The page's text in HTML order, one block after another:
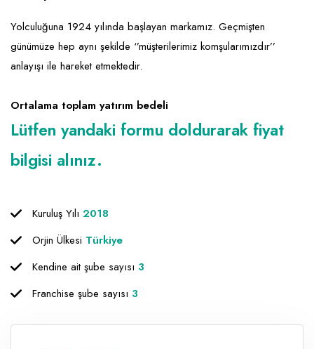
Ev Hizmetleri
Sağlık Güzellik
Market FMGC - Katlı Mağaza
Mobilya ve Ev Tekstili
Takı
Yapı Malzemesi - Hırdavat
Gayrimenkul
Gıda ve Sarf Malzemeleri
Giyim - Aksesuar
Hukuk - Marka - Patent ve Tercüme
Isıtma - Soğutma ve Havalandırma
Mali Kayıt ve Denetim
Yolculuğuna 1924 yılında başlayan markamız. Geçmişten
günümüze hep aynı şekilde ‘’müşterilerimiz komşularımızdır’’
anlayışı ile hareket etmektedir.
Ortalama toplam yatırım bedeli
Lütfen yandaki formu doldurarak fiyat
bilgisi alınız.
Kuruluş Yılı 2018
Orjin Ülkesi Türkiye
Kendine ait şube sayısı 3
Franchise şube sayısı 3